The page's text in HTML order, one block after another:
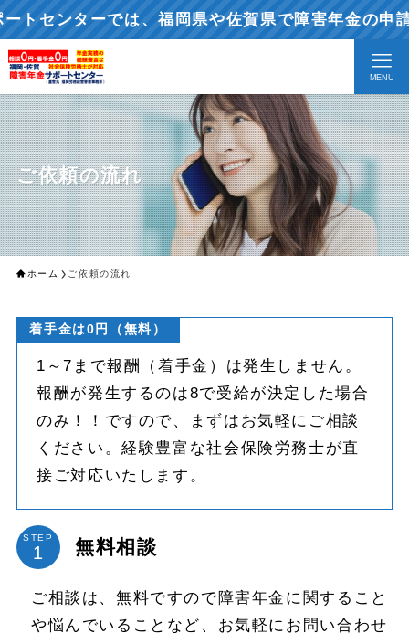
ンターでは、福岡県や佐賀県で障害年金の申請
MENU
ご依頼の流れ
ホーム ご依頼の流れ
着手金は0円（無料）
1～7まで報酬（着手金）は発生しません。
報酬が発生するのは8で受給が決定した場合
のみ！！ですので、まずはお気軽にご相談
ください。経験豊富な社会保険労務士が直
接ご対応いたします。
STEP 無料相談
ご相談は、無料ですので障害年金に関すること
や悩んでいることなど、お気軽にお問い合わせ